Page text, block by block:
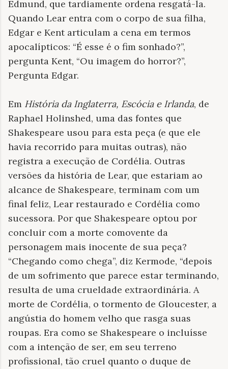
Edmund, que tardiamente ordena resgatá-la.
Quando Lear entra com o corpo de sua filha,
Edgar e Kent articulam a cena em termos
apocalípticos: “É esse é o fim sonhado?”,
pergunta Kent, “Ou imagem do horror?”,
Pergunta Edgar.
Em História da Inglaterra, Escócia e Irlanda, de
Raphael Holinshed, uma das fontes que
Shakespeare usou para esta peça (e que ele
havia recorrido para muitas outras), não
registra a execução de Cordélia. Outras
versões da história de Lear, que estariam ao
alcance de Shakespeare, terminam com um
final feliz, Lear restaurado e Cordélia como
sucessora. Por que Shakespeare optou por
concluir com a morte comovente da
personagem mais inocente de sua peça?
“Chegando como chega”, diz Kermode, “depois
de um sofrimento que parece estar terminando,
resulta de uma crueldade extraordinária. A
morte de Cordélia, o tormento de Gloucester, a
angústia do homem velho que rasga suas
roupas. Era como se Shakespeare o incluísse
com a intenção de ser, em seu terreno
profissional, tão cruel quanto o duque de